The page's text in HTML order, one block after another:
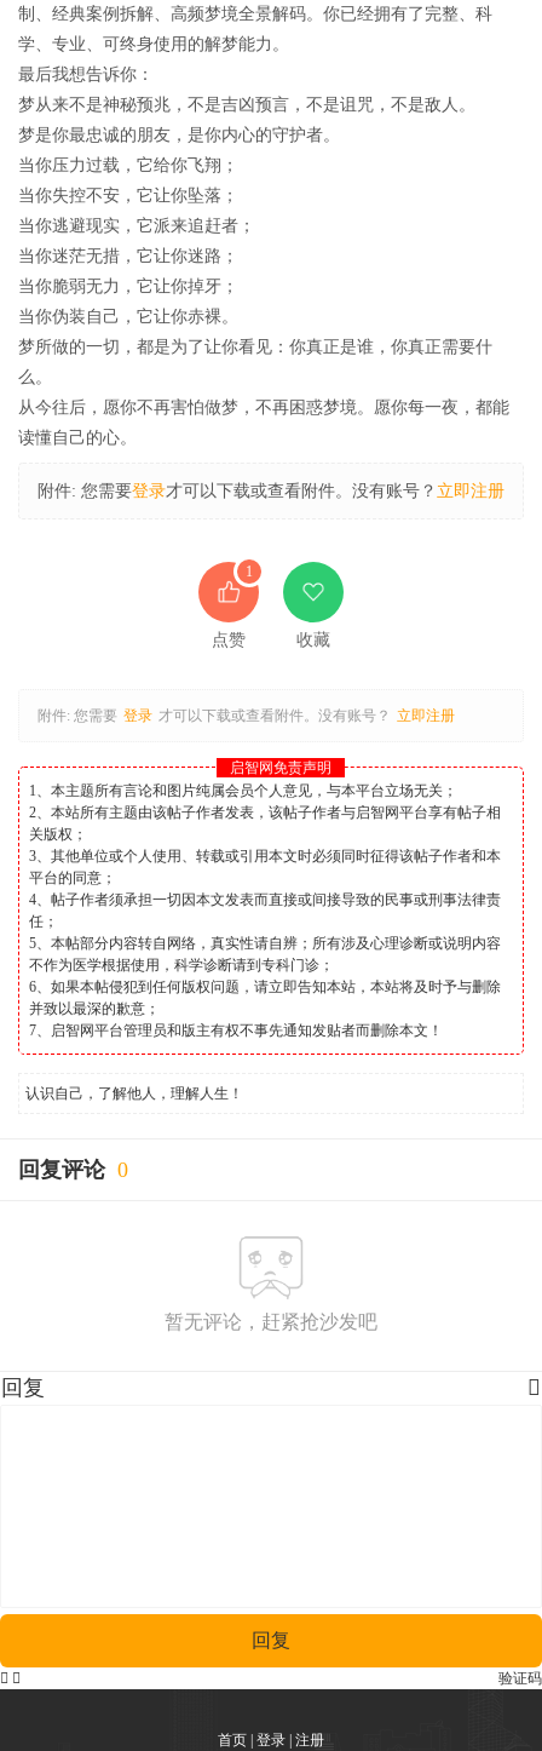
制、经典案例拆解、高频梦境全景解码。你已经拥有了 完整、科
学、专业、可终身使用 的解梦能力。
最后我想告诉你：
梦从来不是神秘预兆，不是吉凶预言，不是诅咒，不是敌人。
梦是你最忠诚的朋友，是你内心的守护者。
当你压力过载，它给你飞翔；
当你失控不安，它让你坠落；
当你逃避现实，它派来追赶者；
当你迷茫无措，它让你迷路；
当你脆弱无力，它让你掉牙；
当你伪装自己，它让你赤裸。
梦所做的一切，都是为了让你看见：你真正是谁，你真正需要什
么。
从今往后，愿你不再害怕做梦，不再困惑梦境。愿你每一夜，都能
读懂自己的心。
附件: 您需要登录才可以下载或查看附件。没有账号？ 立即注册
点赞
1
收藏
附件: 您需要 登录 才可以下载或查看附件。没有账号？ 立即注册
启智网免责声明
1、本主题所有言论和图片纯属会员个人意见，与本平台立场无关；
2、本站所有主题由该帖子作者发表，该帖子作者与启智网平台享有帖子相
关版权；
3、其他单位或个人使用、转载或引用本文时必须同时征得该帖子作者和本
平台的同意；
4、帖子作者须承担一切因本文发表而直接或间接导致的民事或刑事法律责
任；
5、本帖部分内容转自网络，真实性请自辨；所有涉及心理诊断或说明内容
不作为医学根据使用，科学诊断请到专科门诊；
6、如果本帖侵犯到任何版权问题，请立即告知本站，本站将及时予与删除
并致以最深的歉意；
7、启智网平台管理员和版主有权不事先通知发贴者而删除本文！
认识自己，了解他人，理解人生！
回复评论 0
暂无评论，赶紧抢沙发吧

回复
回复
验证码
 
首页 登录 注册